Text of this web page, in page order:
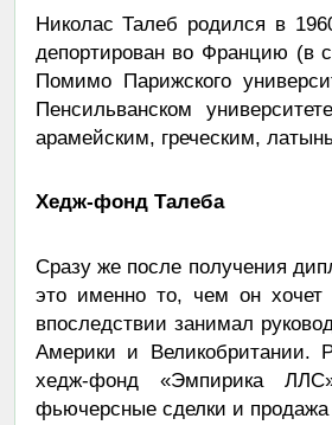
Николас Талеб родился в
депортирован во Францию (в
Помимо Парижского
Пенсильванском
арамейским, греческим,
Хедж-фонд Талеба
Сразу же после получения
это именно то, чем он
впоследствии занимал
Америки и Великобритании.
хедж-фонд «Эмпирика
фьючерсные сделки и продажа